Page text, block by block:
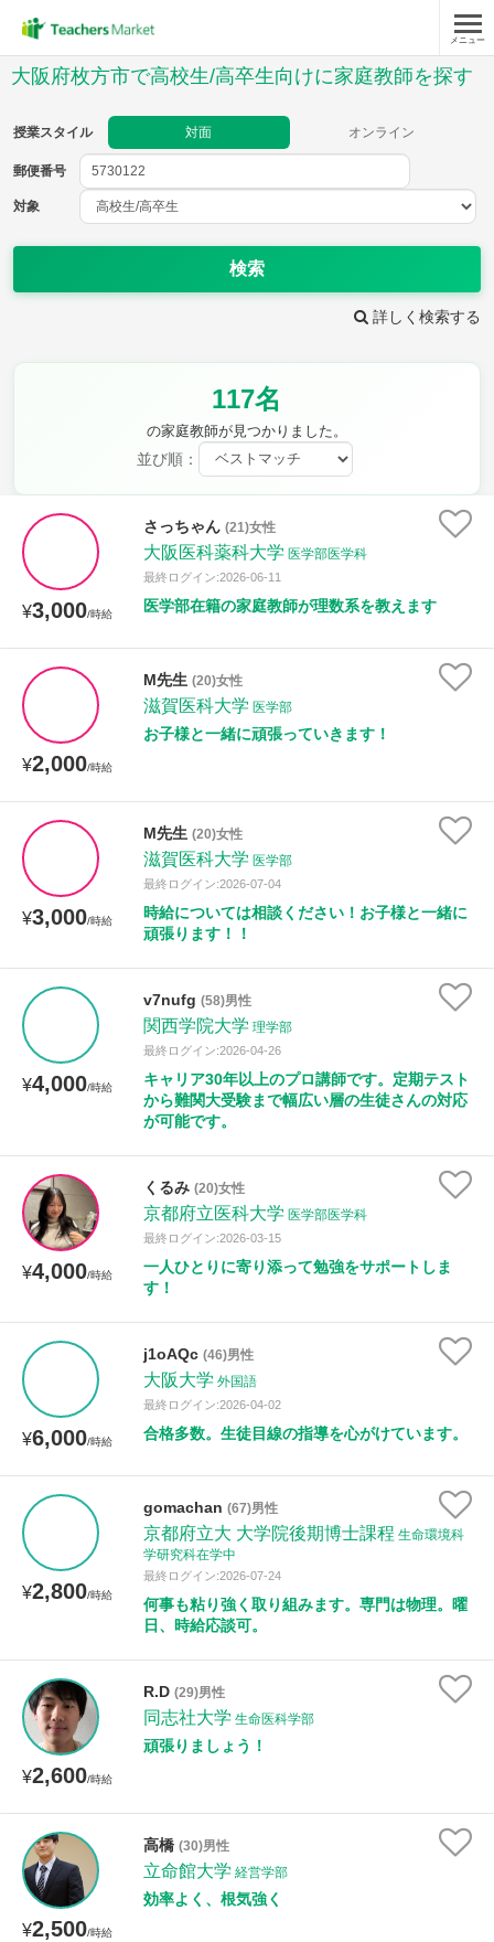
メニュー
大阪府枚方市で高校生/高卒生向けに家庭教師を探す
授業スタイル 対面 オンライン
郵便番号
対象
検索
詳しく検索する
117名
の家庭教師が見つかりました。
並び順：
¥3,000/時給
さっちゃん (21)女性
大阪医科薬科大学 医学部医学科
最終ログイン:2026-06-11
医学部在籍の家庭教師が理数系を教えます
¥2,000/時給
M先生 (20)女性
滋賀医科大学 医学部
お子様と一緒に頑張っていきます！
¥3,000/時給
M先生 (20)女性
滋賀医科大学 医学部
最終ログイン:2026-07-04
時給については相談ください！お子様と一緒に
頑張ります！！
¥4,000/時給
v7nufg (58)男性
関西学院大学 理学部
最終ログイン:2026-04-26
キャリア30年以上のプロ講師です。定期テスト
から難関大受験まで幅広い層の生徒さんの対応
が可能です。
¥4,000/時給
くるみ (20)女性
京都府立医科大学 医学部医学科
最終ログイン:2026-03-15
一人ひとりに寄り添って勉強をサポートしま
す！
¥6,000/時給
j1oAQc (46)男性
大阪大学 外国語
最終ログイン:2026-04-02
合格多数。生徒目線の指導を心がけています。
¥2,800/時給
gomachan (67)男性
京都府立大 大学院後期博士課程 生命環境科
学研究科在学中
最終ログイン:2026-07-24
何事も粘り強く取り組みます。専門は物理。曜
日、時給応談可。
¥2,600/時給
R.D (29)男性
同志社大学 生命医科学部
頑張りましょう！
¥2,500/時給
高橋 (30)男性
立命館大学 経営学部
効率よく、根気強く
郵便番号
教科
英語(リスニング)
数学A 数学B 数学C 現代文
世界史 日本史 地理 現代社会 倫理
政治経済 小論文 美術 書道 家庭科
時給：¥1,000 ～ ¥10,000
月曜日 火曜日 水曜日
土曜日 日曜日
距離：15km以内
性別